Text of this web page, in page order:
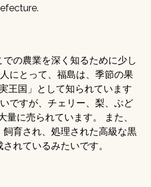
の農業を深く知るために少し
にとって、福島は、季節の果
王国」として知られています
ですが、チェリー、梨、ぶど
量に売られています。 また、
育され、処理された高級な黒
れているみたいです。